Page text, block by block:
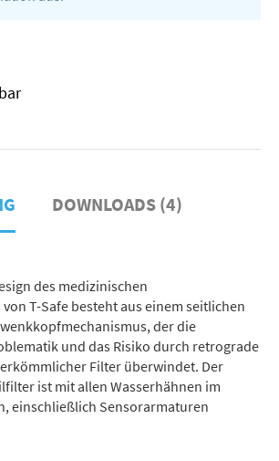
DOWNLOADS (4)
des medizinischen
T-Safe besteht aus einem seitlichen
der die
und das Risiko durch retrograde
Filter überwindet. Der
ist mit allen Wasserhähnen im
einschließlich Sensorarmaturen